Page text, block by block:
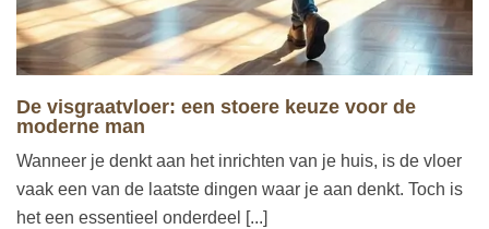
De visgraatvloer: een stoere keuze voor de
moderne man
Wanneer je denkt aan het inrichten van je huis, is de vloer
vaak een van de laatste dingen waar je aan denkt. Toch is
het een essentieel onderdeel [...]